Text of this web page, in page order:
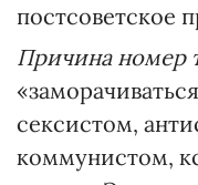
постсоветское
Причина номер
сексистом,
коммунистом,